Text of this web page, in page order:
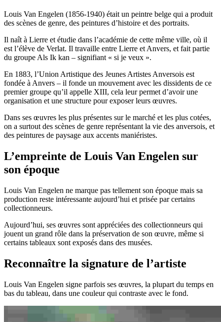
Louis Van Engelen (1856-1940) était un peintre belge qui a produit
des scènes de genre, des peintures d’histoire et des portraits.
Il naît à Lierre et étudie dans l’académie de cette même ville, où il
est l’élève de Verlat. Il travaille entre Lierre et Anvers, et fait partie
du groupe Als Ik kan – signifiant « si je veux ».
En 1883, l’Union Artistique des Jeunes Artistes Anversois est
fondée à Anvers – il fonde un mouvement avec les dissidents de ce
premier groupe qu’il appelle XIII, cela leur permet d’avoir une
organisation et une structure pour exposer leurs œuvres.
Dans ses œuvres les plus présentes sur le marché et les plus cotées,
on a surtout des scènes de genre représentant la vie des anversois, et
des peintures de paysage aux accents maniéristes.
L’empreinte de Louis Van Engelen sur
son époque
Louis Van Engelen ne marque pas tellement son époque mais sa
production reste intéressante aujourd’hui et prisée par certains
collectionneurs.
Aujourd’hui, ses œuvres sont appréciées des collectionneurs qui
jouent un grand rôle dans la préservation de son œuvre, même si
certains tableaux sont exposés dans des musées.
Reconnaître la signature de l’artiste
Louis Van Engelen signe parfois ses œuvres, la plupart du temps en
bas du tableau, dans une couleur qui contraste avec le fond.